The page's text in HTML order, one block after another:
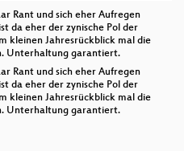
Rant und sich eher Aufregen
da eher der zynische Pol der
kleinen Jahresrückblick mal die
Unterhaltung garantiert.
Rant und sich eher Aufregen
da eher der zynische Pol der
kleinen Jahresrückblick mal die
Unterhaltung garantiert.